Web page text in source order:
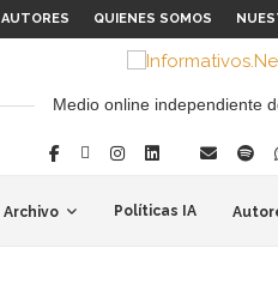
AUTORES QUIENES SOMOS
Medio online independiente
Archivo Políticas IA